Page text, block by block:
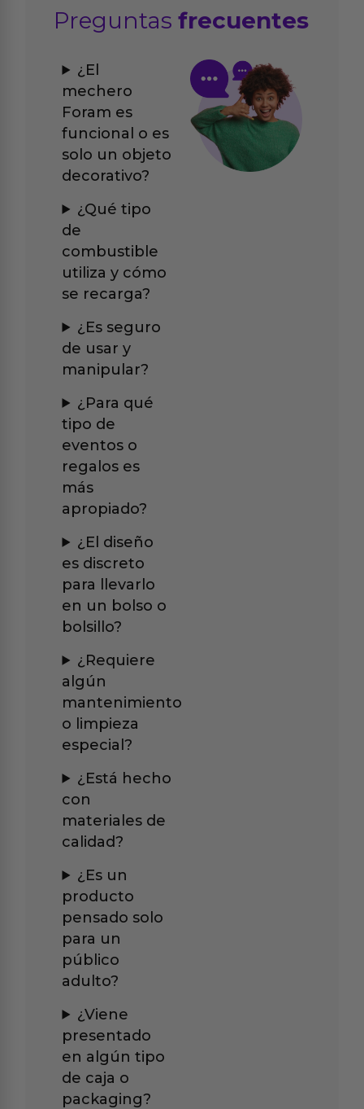
Preguntasfrecuentes
¿El
mechero
Foram es
funcional o es
solo un objeto
decorativo?
¿Qué tipo
de
combustible
utiliza y cómo
se recarga?
¿Es seguro
de usar y
manipular?
¿Para qué
tipo de
eventos o
regalos es
más
apropiado?
¿El diseño
es discreto
para llevarlo
en un bolso o
bolsillo?
¿Requiere
algún
mantenimiento
o limpieza
especial?
¿Está hecho
con
materiales de
calidad?
¿Es un
producto
pensado solo
para un
público
adulto?
¿Viene
presentado
en algún tipo
de caja o
packaging?